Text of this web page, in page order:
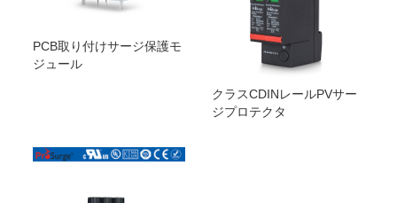
PCB取り付けサージ保護モ
ジュール
クラスCDINレールPVサー
ジプロテクタ